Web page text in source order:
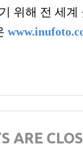
위해 전 세
ARE